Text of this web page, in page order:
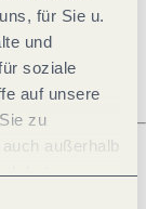
für Sie u.
und
soziale
auf unsere
zu
außerhalb
dort